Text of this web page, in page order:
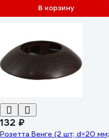
золотистая ОТ25-34-Ф2 272
В корзину
132 ₽
Розетта Венге (2 шт; d=20 мм;